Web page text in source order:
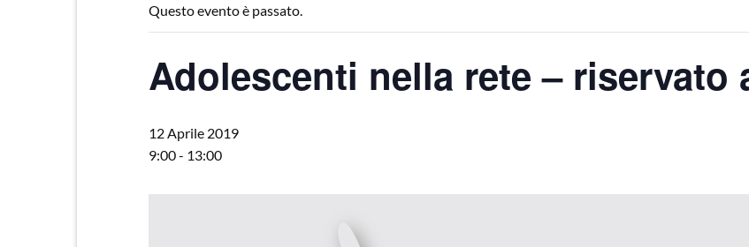
Questo evento è passato.
Adolescenti nella rete – riservato
12 Aprile 2019
9:00- 13:00